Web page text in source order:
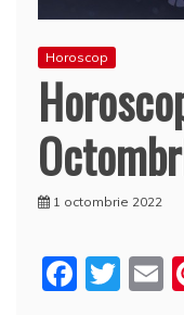
Horoscop
1 octombrie 2022
F
T
E